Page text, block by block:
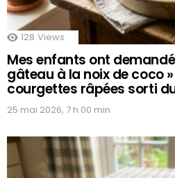
128 Views
Mes enfants ont
gâteau à la noix de coco
courgettes râpées sorti
25 mai 2026, 7 h 00 min